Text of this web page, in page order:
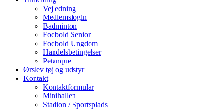
Vejledning
Medlemslogin
Badminton
Fodbold Senior
Fodbold Ungdom
Handelsbetingelser
Petanque
Ørslev tøj og udstyr
Kontakt
Kontaktformular
Minihallen
Stadion / Sportsplads